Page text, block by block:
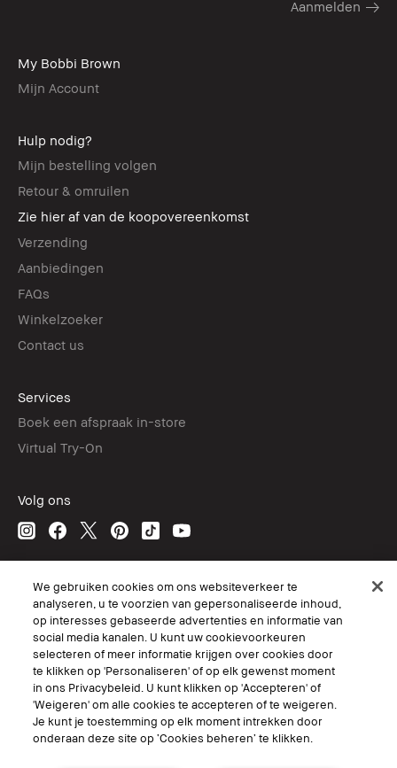
My Bobbi Brown
Mijn Account
Hulp nodig?
Mijn bestelling volgen
Retour & omruilen
Zie hier af van de koopovereenkomst
Verzending
Aanbiedingen
FAQs
Winkelzoeker
Contact us
Services
Boek een afspraak in-store
Virtual Try-On
Volg ons
© Bobbi Brown Professional Cosmetics, Inc. All worldwide rights reserved.
Algemene voorwaarden
Mijn persoonlijke informatie niet verkopen of delen/Gerichte
advertenties
Het gebruik van mijn gevoelige persoonlijke informatie beperken.
Privacybeleid
Toegankelijkheid
Site Cookies beheren
We gebruiken cookies om ons websiteverkeer te
analyseren, u te voorzien van gepersonaliseerde inhoud,
op interesses gebaseerde advertenties en informatie van
social media kanalen. U kunt uw cookievoorkeuren
selecteren of meer informatie krijgen over cookies door
te klikken op 'Personaliseren' of op elk gewenst moment
in ons Privacybeleid. U kunt klikken op 'Accepteren' of
'Weigeren' om alle cookies te accepteren of te weigeren.
Je kunt je toestemming op elk moment intrekken door
onderaan deze site op ‘Cookies beheren’ te klikken.